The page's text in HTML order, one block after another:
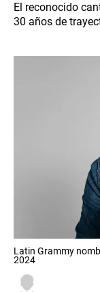
El reconocido
30 años de
Latin Grammy
2024